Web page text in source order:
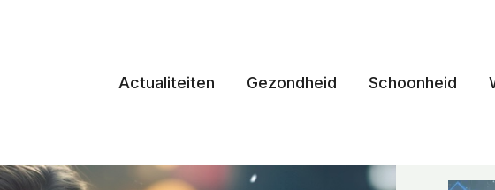
Actualiteiten Gezondheid Schoonheid